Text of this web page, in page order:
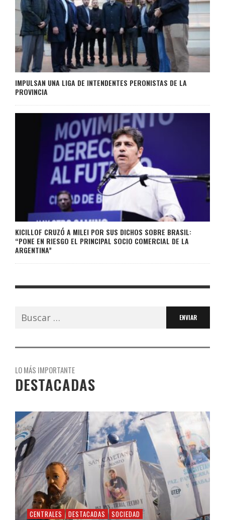
IMPULSAN UNA LIGA DE INTENDENTES PERONISTAS DE LA
PROVINCIA
KICILLOF CRUZÓ A MILEI POR SUS DICHOS SOBRE BRASIL:
“PONE EN RIESGO EL PRINCIPAL SOCIO COMERCIAL DE LA
ARGENTINA”
Buscar:
LO MÁS IMPORTANTE
DESTACADAS
CENTRALES DESTACADAS SOCIEDAD